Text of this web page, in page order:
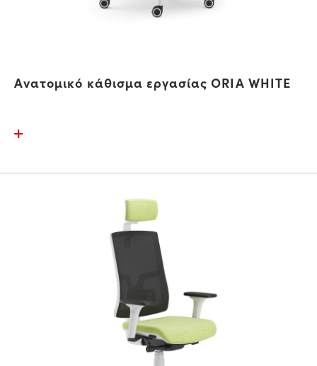
Ανατομικό κάθισμα εργασίας ORIA WHITE